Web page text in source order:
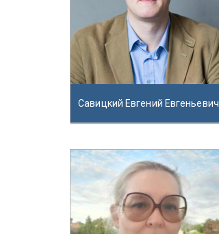
Савицкий Евгений Евгеньевич